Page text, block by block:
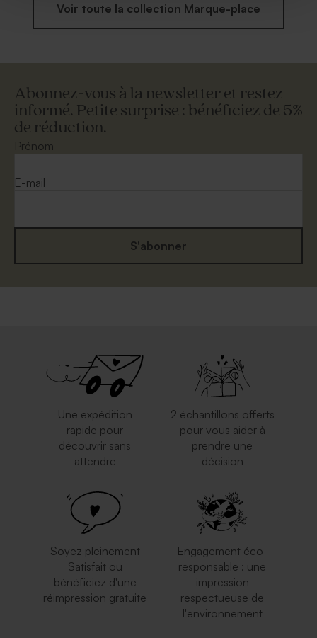
Voir toute la collection Marque-place
Abonnez-vous à la newsletter et restez
informé. Petite surprise : bénéficiez de 5%
de réduction.
Prénom
E-mail
S'abonner
Une expédition
rapide pour
découvrir sans
attendre
2 échantillons offerts
pour vous aider à
prendre une
décision
Soyez pleinement
Satisfait ou
bénéficiez d'une
réimpression gratuite
Engagement éco-
responsable : une
impression
respectueuse de
l'environnement